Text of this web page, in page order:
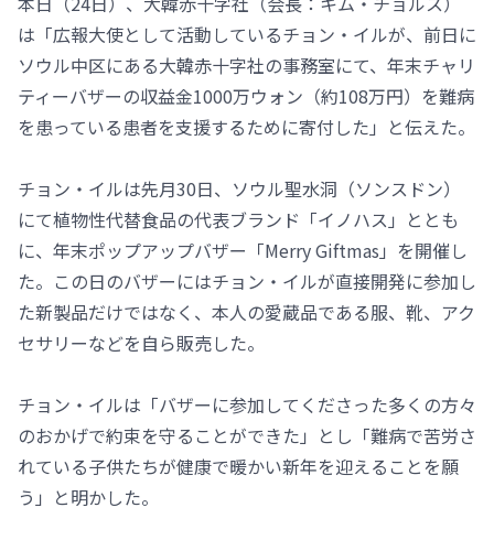
は「広報大使として活動しているチョン・イルが、前日に
ソウル中区にある大韓赤十字社の事務室にて、年末チャリ
ティーバザーの収益金1000万ウォン（約108万円）を難病
を患っている患者を支援するために寄付した」と伝えた。
チョン・イルは先月30日、ソウル聖水洞（ソンスドン）
にて植物性代替食品の代表ブランド「イノハス」ととも
に、年末ポップアップバザー「Merry Giftmas」を開催し
た。この日のバザーにはチョン・イルが直接開発に参加し
た新製品だけではなく、本人の愛蔵品である服、靴、アク
セサリーなどを自ら販売した。
チョン・イルは「バザーに参加してくださった多くの方々
のおかげで約束を守ることができた」とし「難病で苦労さ
れている子供たちが健康で暖かい新年を迎えることを願
う」と明かした。